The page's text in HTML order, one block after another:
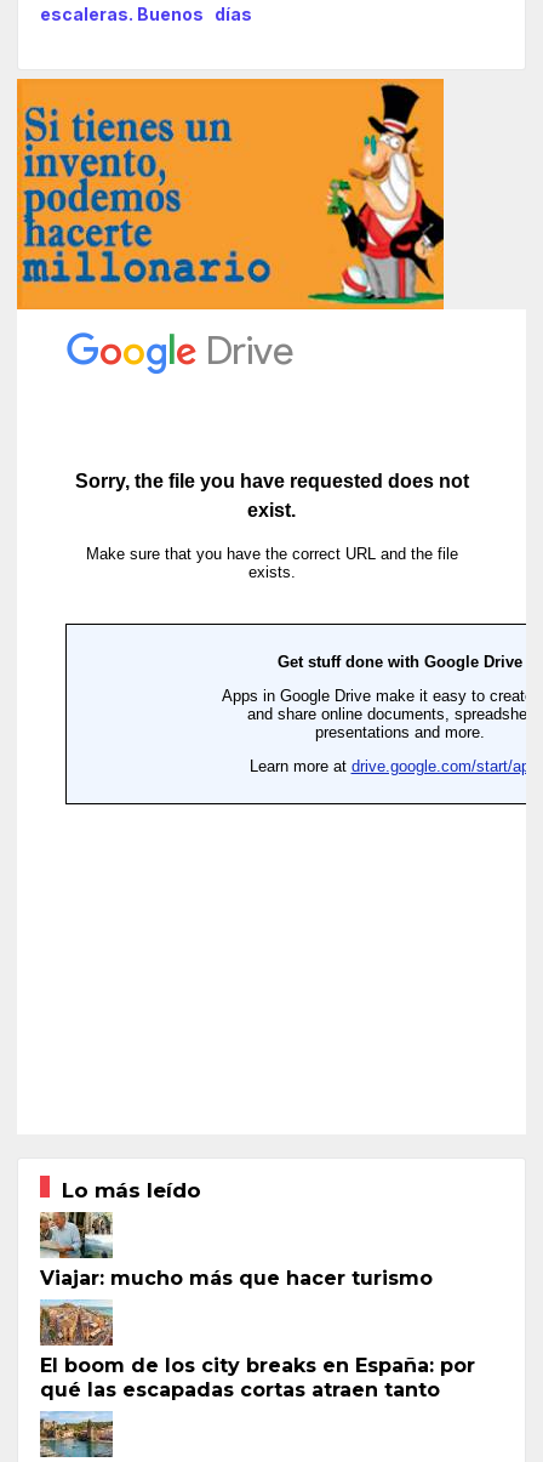
escaleras. Buenos días
Lo más leído
Viajar: mucho más que hacer turismo
El boom de los city breaks en España: por
qué las escapadas cortas atraen tanto